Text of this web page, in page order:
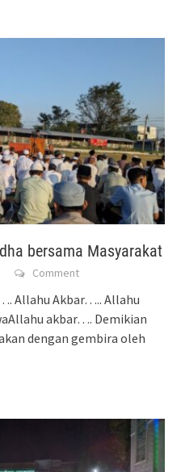
bersama Masyarakat
Comment
Allahu Akbar….. Allahu
akbar…. Demikian
dengan gembira oleh